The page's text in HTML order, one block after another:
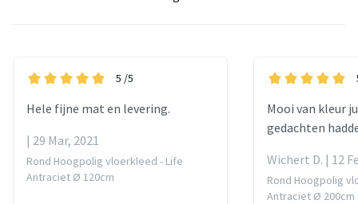
5 /5
Hele fijne mat en levering.
| 29 Mar, 2021
Rond Hoogpolig vloerkleed - Life
Antraciet Ø 120cm
Mooi van kleur
gedachten
Wichert D. | 12
Rond Hoogpolig
Antraciet Ø 200cm